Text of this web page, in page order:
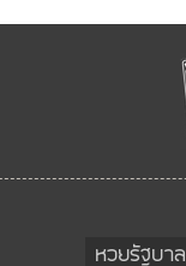
หวยรัฐบาล